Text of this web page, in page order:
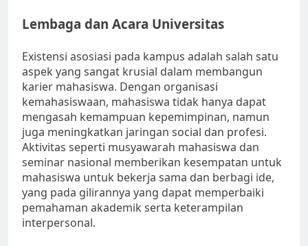
Lembaga dan Acara Universitas
Existensi asosiasi pada kampus adalah salah satu
aspek yang sangat krusial dalam membangun
karier mahasiswa. Dengan organisasi
kemahasiswaan, mahasiswa tidak hanya dapat
mengasah kemampuan kepemimpinan, namun
juga meningkatkan jaringan social dan profesi.
Aktivitas seperti musyawarah mahasiswa dan
seminar nasional memberikan kesempatan untuk
mahasiswa untuk bekerja sama dan berbagi ide,
yang pada gilirannya yang dapat memperbaiki
pemahaman akademik serta keterampilan
interpersonal.